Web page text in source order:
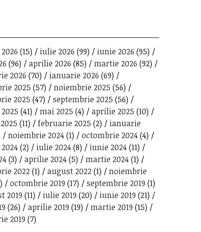
(15) iulie 2026 (99) iunie 2026 (95)
(96) aprilie 2026 (85) martie 2026 (92)
2026 (70) ianuarie 2026 (69)
2025 (57) noiembrie 2025 (56)
2025 (47) septembrie 2025 (56)
(41) mai 2025 (4) aprilie 2025 (10)
(11) februarie 2025 (2)
ianuarie
noiembrie 2024(1) octombrie 2024(4)
(2) iulie 2024(8) iunie 2024(11)
(3) aprilie 2024(5) martie 2024(1)
2022(1) august 2022(1)
noiembrie
octombrie 2019 (17) septembrie 2019 (1)
2019 (11) iulie 2019 (20) iunie 2019 (21)
(26) aprilie 2019 (19) martie 2019 (15)
2019 (7)